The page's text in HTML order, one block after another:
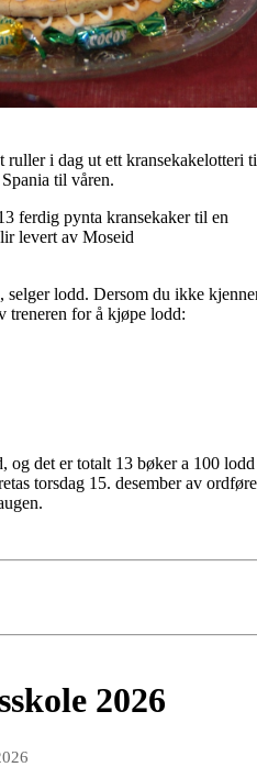
ruller i dag ut ett kransekakelotteri
til våren.
ferdig pynta kransekaker til en
levert av Moseid
selger lodd. Dersom du ikke
treneren for å kjøpe lodd:
og det er totalt 13 bøker a 100 lodd
torsdag 15. desember av
2026